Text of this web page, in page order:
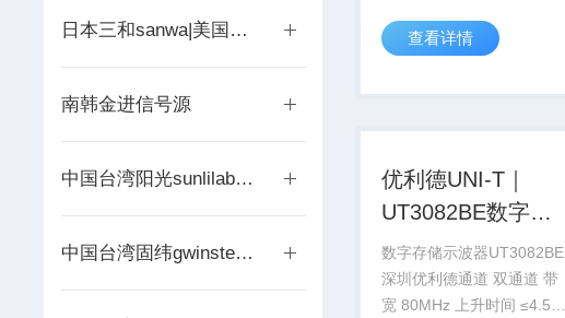
日本三和sanwa|美国安捷伦agilent仪器
南韩金进信号源
中国台湾阳光sunlilab扫频仪
中国台湾固纬gwinstek│仪器
LCD、单色
查看详情
优利德UNI-T｜
UT3082BE数字存
储示波器
数字存储示波器UT3082BE
深圳优利德通道 双通道 带
宽 80MHz 上升时间 ≤4.5ns